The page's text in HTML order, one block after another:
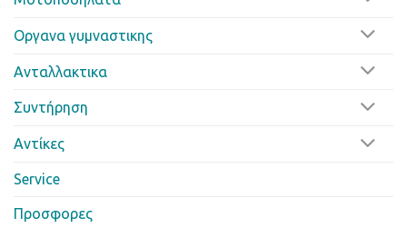
Οργανα γυμναστικης
Ανταλλακτικα
Συντήρηση
Αντίκες
Service
Προσφορες